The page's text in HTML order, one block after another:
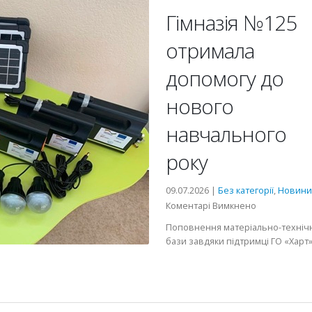
Гімназія №125
отримала
допомогу до
нового
навчального
року
09.07.2026 | Без категорії,Новини
Коментарі Вимкнено
№125
Поповнення матеріально-
бази завдяки підтримці ГО «Харт»